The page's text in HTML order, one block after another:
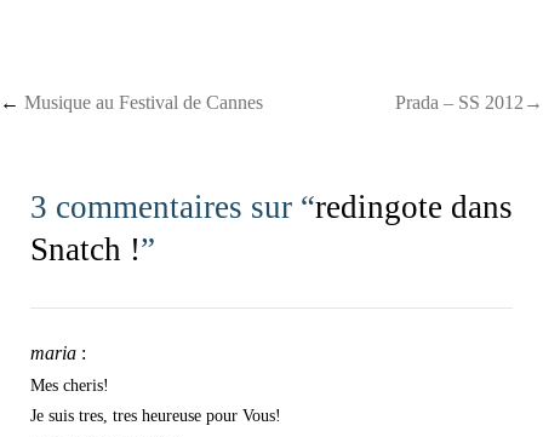
Post navigation
← Musique au Festival de Cannes Prada – SS 2012→
3 commentaires sur “redingote dans
Snatch !”
maria :
Mes cheris!
Je suis tres, tres heureuse pour Vous!